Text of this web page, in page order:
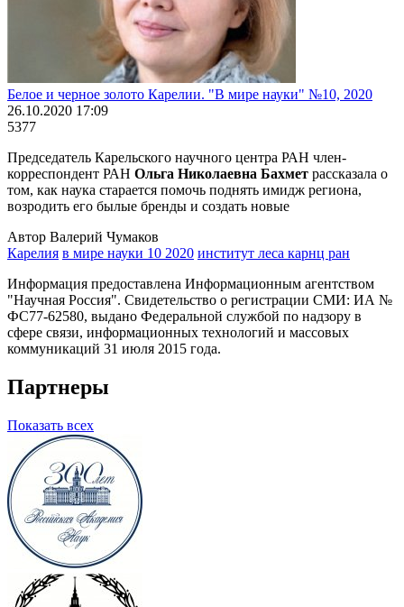
Белое и черное золото Карелии. "В мире науки" №10, 2020
26.10.2020 17:09
5377
Председатель Карельского научного центра РАН член-
корреспондент РАН Ольга Николаевна Бахмет рассказала о
том, как наука старается помочь поднять имидж региона,
возродить его былые бренды и создать новые
Автор Валерий Чумаков
Карелия в мире науки 10 2020 институт леса карнц ран
Информация предоставлена Информационным агентством
"Научная Россия". Свидетельство о регистрации СМИ: ИА №
ФС77-62580, выдано Федеральной службой по надзору в
сфере связи, информационных технологий и массовых
коммуникаций 31 июля 2015 года.
Партнеры
Показать всех